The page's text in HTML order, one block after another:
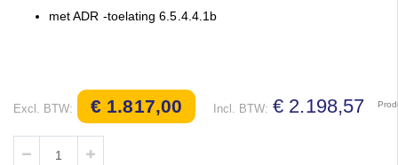
met ADR -toelating 6.5.4.4.1b
€ 1.817,00 € 2.198,57